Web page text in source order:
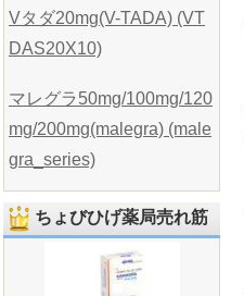
Vタダ20mg(V-TADA) (VT
DAS20X10)
マレグラ50mg/100mg/120
mg/200mg(malegra) (male
gra_series)
ちょびひげ薬局売れ筋